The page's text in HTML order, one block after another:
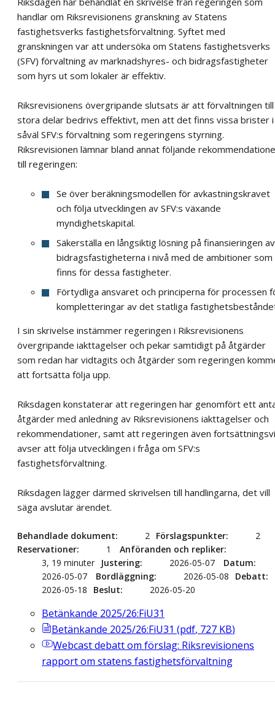
handlar om Riksrevisionens granskning av Statens
fastighetsverks fastighetsförvaltning. Syftet med
granskningen var att undersöka om Statens fastighetsverks
(SFV) förvaltning av marknadshyres- och bidragsfastigheter
som hyrs ut som lokaler är effektiv.
Riksrevisionens övergripande slutsats är att förvaltningen till
stora delar bedrivs effektivt, men att det finns vissa brister i
såväl SFV:s förvaltning som regeringens styrning.
Riksrevisionen lämnar bland annat följande
till regeringen:
Se över beräkningsmodellen för avkastningskravet
och följa utvecklingen av SFV:s växande
myndighetskapital.
Säkerställa en långsiktig lösning på finansieringen av
bidragsfastigheterna i nivå med de ambitioner som
finns för dessa fastigheter.
Förtydliga ansvaret och principerna för processen
kompletteringar av det statliga
I sin skrivelse instämmer regeringen i Riksrevisionens
övergripande iakttagelser och pekar samtidigt på åtgärder
som redan har vidtagits och åtgärder som regeringen
att fortsätta följa upp.
Riksdagen konstaterar att regeringen har genomfört ett
åtgärder med anledning av Riksrevisionens iakttagelser och
rekommendationer, samt att regeringen även
avser att följa utvecklingen i fråga om SFV:s
fastighetsförvaltning.
Riksdagen lägger därmed skrivelsen till handlingarna, det vill
säga avslutar ärendet.
Behandlade dokument 2 Förslagspunkter
2
Reservationer
1
Anföranden och repliker
3, 19 minuter
Justering 2026-05-07
Datum
2026-05-07
Bordläggning 2026-05-08
Debatt
2026-05-18
Beslut 2026-05-20
Betänkande 2025/26:FiU31
Betänkande 2025/26:FiU31 (pdf, 727 KB)
Webcastdebatt om förslag: Riksrevisionens
rapport om statens fastighetsförvaltning